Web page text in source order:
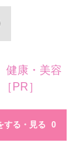
健康・美容
PR］
する・見る